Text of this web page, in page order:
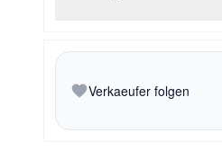
Verkaeufer folgen